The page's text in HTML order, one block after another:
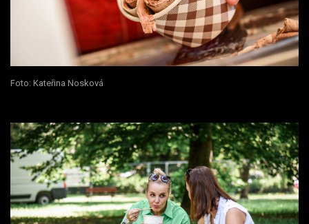
Foto: Kateřina Nosková